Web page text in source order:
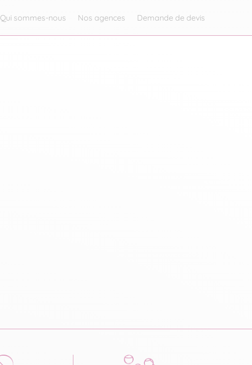
Qui sommes-nous Nos agences Demande de devis